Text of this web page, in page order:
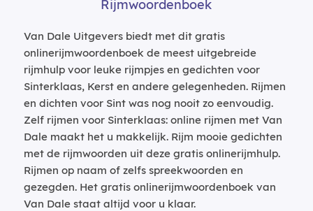
Rijmwoordenboek
Van Dale Uitgevers biedt met dit gratis
onlinerijmwoordenboek de meest uitgebreide
rijmhulp voor leuke rijmpjes en gedichten voor
Sinterklaas, Kerst en andere gelegenheden. Rijmen
en dichten voor Sint was nog nooit zo eenvoudig.
Zelf rijmen voor Sinterklaas: online rijmen met Van
Dale maakt het u makkelijk. Rijm mooie gedichten
met de rijmwoorden uit deze gratis onlinerijmhulp.
Rijmen op naam of zelfs spreekwoorden en
gezegden. Het gratis onlinerijmwoordenboek van
Van Dale staat altijd voor u klaar.